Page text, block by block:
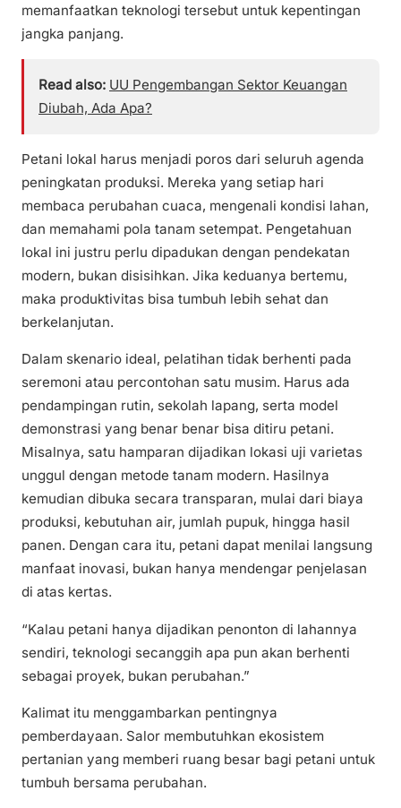
memanfaatkan teknologi tersebut untuk kepentingan
jangka panjang.
Read also: UU Pengembangan Sektor Keuangan
Diubah, Ada Apa?
Petani lokal harus menjadi poros dari seluruh agenda
peningkatan produksi. Mereka yang setiap hari
membaca perubahan cuaca, mengenali kondisi lahan,
dan memahami pola tanam setempat. Pengetahuan
lokal ini justru perlu dipadukan dengan pendekatan
modern, bukan disisihkan. Jika keduanya bertemu,
maka produktivitas bisa tumbuh lebih sehat dan
berkelanjutan.
Dalam skenario ideal, pelatihan tidak berhenti pada
seremoni atau percontohan satu musim. Harus ada
pendampingan rutin, sekolah lapang, serta model
demonstrasi yang benar benar bisa ditiru petani.
Misalnya, satu hamparan dijadikan lokasi uji varietas
unggul dengan metode tanam modern. Hasilnya
kemudian dibuka secara transparan, mulai dari biaya
produksi, kebutuhan air, jumlah pupuk, hingga hasil
panen. Dengan cara itu, petani dapat menilai langsung
manfaat inovasi, bukan hanya mendengar penjelasan
di atas kertas.
“Kalau petani hanya dijadikan penonton di lahannya
sendiri, teknologi secanggih apa pun akan berhenti
sebagai proyek, bukan perubahan.”
Kalimat itu menggambarkan pentingnya
pemberdayaan. Salor membutuhkan ekosistem
pertanian yang memberi ruang besar bagi petani untuk
tumbuh bersama perubahan.